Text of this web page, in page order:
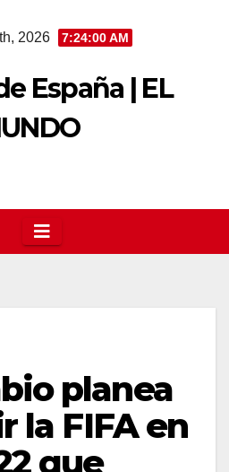
2026 7:24:00 AM
España | EL
planea
la FIFA en
que